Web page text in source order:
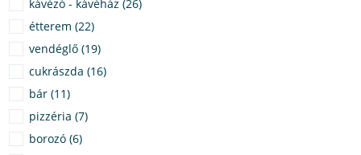
kávézó - kávéház (26)
étterem (22)
vendéglő (19)
cukrászda (16)
bár (11)
pizzéria (7)
borozó (6)